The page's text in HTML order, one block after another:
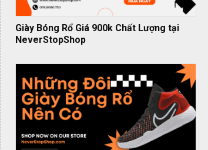
Giày Bóng Rổ Giá 900k Chất Lượng tại
NeverStopShop